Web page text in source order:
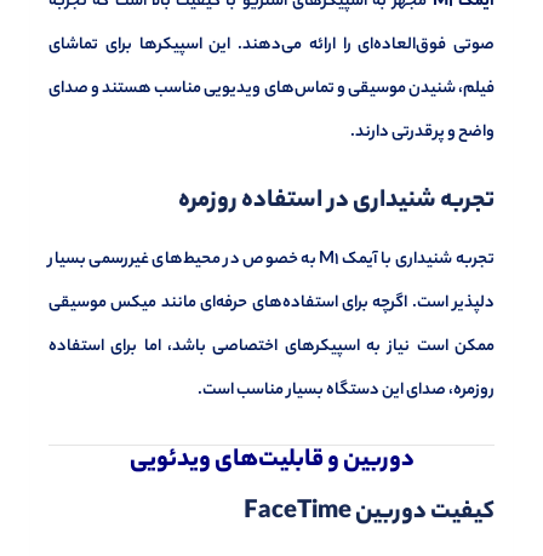
صوتی فوق‌العاده‌ای را ارائه می‌دهند. این اسپیکرها برای تماشای
فیلم، شنیدن موسیقی و تماس‌های ویدیویی مناسب هستند و صدای
واضح و پرقدرتی دارند.
تجربه شنیداری در استفاده روزمره
تجربه شنیداری با آیمک M1 به خصوص در محیط‌های غیررسمی بسیار
دلپذیر است. اگرچه برای استفاده‌های حرفه‌ای مانند میکس موسیقی
ممکن است نیاز به اسپیکرهای اختصاصی باشد، اما برای استفاده
روزمره، صدای این دستگاه بسیار مناسب است.
دوربین و قابلیت‌های ویدئویی
کیفیت دوربین FaceTime